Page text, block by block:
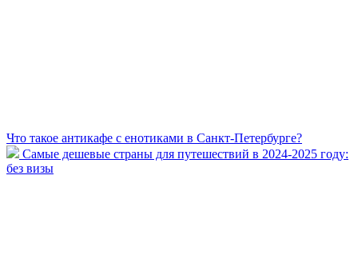
Что такое антикафе с енотиками в Санкт-Петербурге?
Самые дешевые страны для путешествий в 2024-2025 году:
без визы